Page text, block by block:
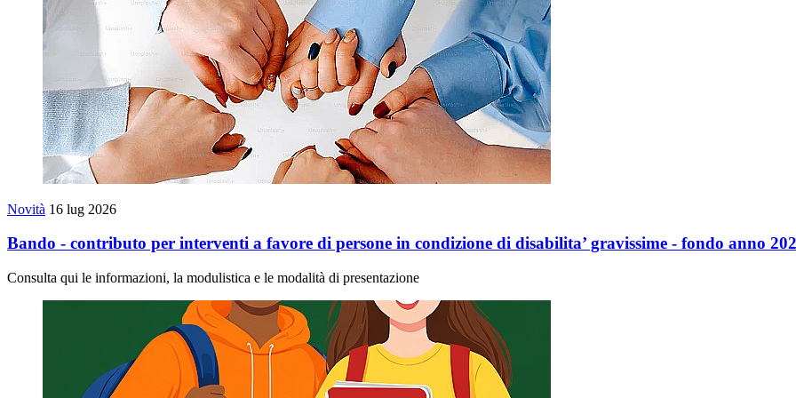
Novità 16 lug 2026
Bando - contributo per interventi a favore di persone in condizione di disabilita’ gravissime - fondo anno
Consulta qui le informazioni, la modulistica e le modalità di presentazione